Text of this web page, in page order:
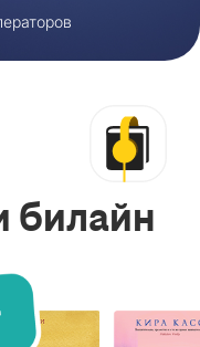
билайн